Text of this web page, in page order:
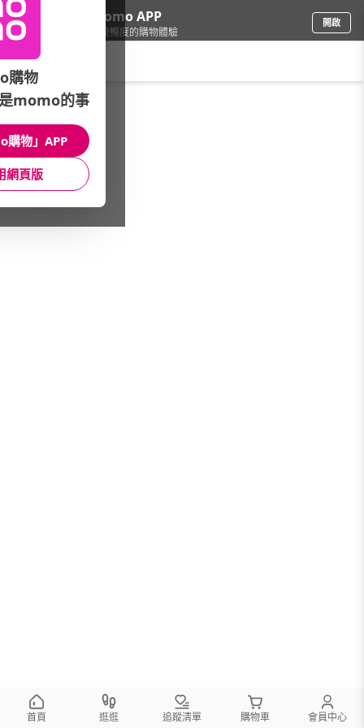
下載momo APP
給你3倍流暢度的購物體驗
開啟
品牌旗艦/男裝/全系列商品
館長推薦 月銷量
首頁 逛逛 追蹤清單 購物車 會員中心
購物
momo的事
購物」APP
網頁版